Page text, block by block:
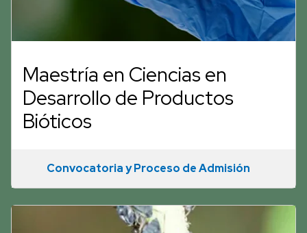
Maestría en Ciencias en
Desarrollo de Productos
Bióticos
Convocatoria y Proceso de Admisión